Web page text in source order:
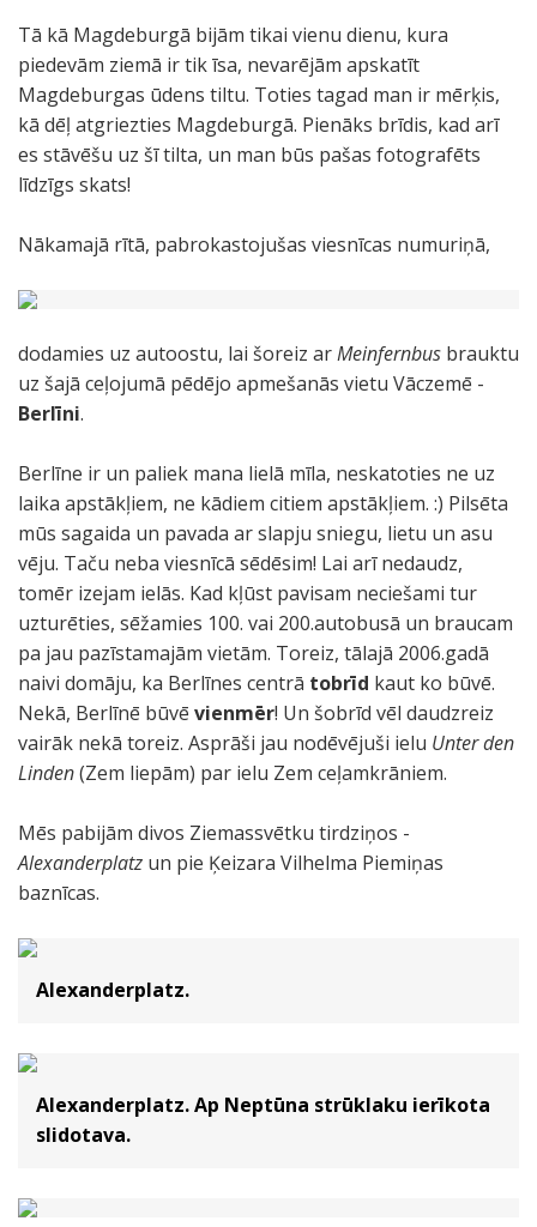
Tā kā Magdeburgā bijām tikai vienu dienu, kura
piedevām ziemā ir tik īsa, nevarējām apskatīt
Magdeburgas ūdens tiltu. Toties tagad man ir mērķis,
kā dēļ atgriezties Magdeburgā. Pienāks brīdis, kad arī
es stāvēšu uz šī tilta, un man būs pašas fotografēts
līdzīgs skats!
Nākamajā rītā, pabrokastojušas viesnīcas numuriņā,
dodamies uz autoostu, lai šoreiz arMeinfernbus brauktu
uz šajā ceļojumā pēdējo apmešanās vietu Vāczemē -
Berlīni.
Berlīne ir un paliek mana lielā mīla, neskatoties ne uz
laika apstākļiem, ne kādiem citiem apstākļiem. :) Pilsēta
mūs sagaida un pavada ar slapju sniegu, lietu un asu
vēju. Taču neba viesnīcā sēdēsim! Lai arī nedaudz,
tomēr izejam ielās. Kad kļūst pavisam neciešami tur
uzturēties, sēžamies 100. vai 200.autobusā un braucam
pa jau pazīstamajām vietām. Toreiz, tālajā 2006.gadā
naivi domāju, ka Berlīnes centrā tobrīd kaut ko būvē.
Nekā, Berlīnē būvē vienmēr! Un šobrīd vēl daudzreiz
vairāk nekā toreiz. Asprāši jau nodēvējuši ielu Unter den
Linden(Zem liepām) par ielu Zem ceļamkrāniem.
Mēs pabijām divos Ziemassvētku tirdziņos -
Alexanderplatz un pie Ķeizara Vilhelma Piemiņas
baznīcas.
Alexanderplatz.
Alexanderplatz. Ap Neptūna strūklaku ierīkota
slidotava.